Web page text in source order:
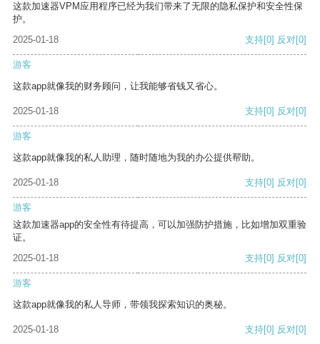
这款加速器VPM应用程序已经为我们带来了无限的隐私保护和安全性保
护。
2025-01-18
支持[0] 反对[0]
游客
这款app就像我的财务顾问，让我能够省钱又省心。
2025-01-18 支持[0] 反对[0]
游客
这款app就像我的私人助理，随时随地为我的办公提供帮助。
2025-01-18 支持[0] 反对[0]
游客
这款加速器app的安全性有待提高，可以加强防护措施，比如增加双重验
证。
2025-01-18
支持[0] 反对[0]
游客
这款app就像我的私人导师，带领我探索知识的奥秘。
2025-01-18 支持[0] 反对[0]